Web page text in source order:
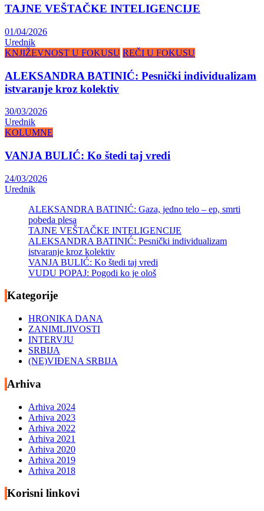
TAJNE VEŠTAČKE INTELIGENCIJE
01/04/2026
Urednik
KNJIŽEVNOST U FOKUSU REČI U FOKUSU
ALEKSANDRA BATINIĆ: Pesnički individualizam
istvaranje kroz kolektiv
30/03/2026
Urednik
KOLUMNE
VANJA BULIĆ: Ko štedi taj vredi
24/03/2026
Urednik
ALEKSANDRA BATINIĆ: Gaza, jedno telo – ep, smrti
pobeda plesa
TAJNE VEŠTAČKE INTELIGENCIJE
ALEKSANDRA BATINIĆ: Pesnički individualizam
istvaranje kroz kolektiv
VANJA BULIĆ: Ko štedi taj vredi
VUDU POPAJ: Pogodi ko je ološ
Kategorije
HRONIKA DANA
ZANIMLJIVOSTI
INTERVJU
SRBIJA
(NE)VIĐENA SRBIJA
Arhiva
Arhiva 2024
Arhiva 2023
Arhiva 2022
Arhiva 2021
Arhiva 2020
Arhiva 2019
Arhiva 2018
Korisni linkovi